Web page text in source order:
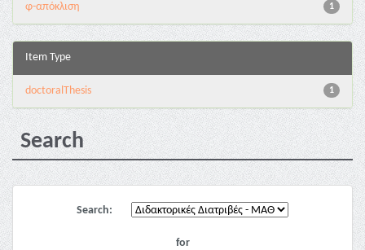
1
φ-απόκλιση
Item Type
1
doctoralThesis
Search
Search:
for